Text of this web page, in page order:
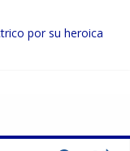
por su heroica
sector privado para
del SEN
fortalecer el SEN